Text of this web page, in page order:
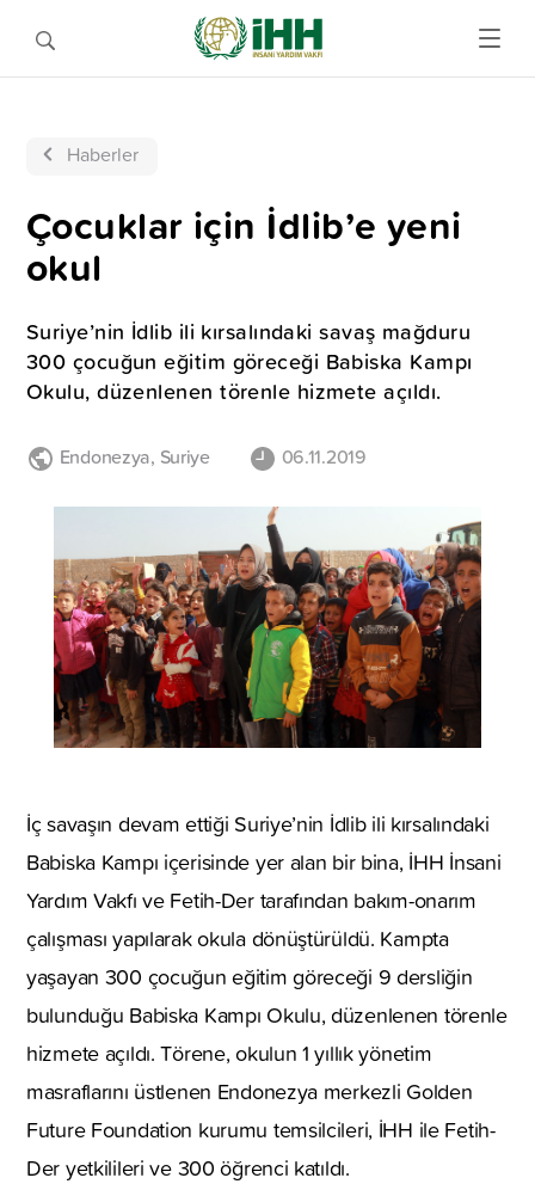
Haberler
Çocuklar için İdlib’e yeni
okul
Suriye’nin İdlib ili kırsalındaki savaş mağduru
300 çocuğun eğitim göreceği Babiska Kampı
Okulu, düzenlenen törenle hizmete açıldı.
Endonezya, Suriye 06.11.2019
İç savaşın devam ettiği Suriye’nin İdlib ili kırsalındaki
Babiska Kampı içerisinde yer alan bir bina, İHH İnsani
Yardım Vakfı ve Fetih-Der tarafından bakım-onarım
çalışması yapılarak okula dönüştürüldü. Kampta
yaşayan 300 çocuğun eğitim göreceği 9 dersliğin
bulunduğu Babiska Kampı Okulu, düzenlenen törenle
hizmete açıldı. Törene, okulun 1 yıllık yönetim
masraflarını üstlenen Endonezya merkezli Golden
Future Foundation kurumu temsilcileri, İHH ile Fetih-
Der yetkilileri ve 300 öğrenci katıldı.